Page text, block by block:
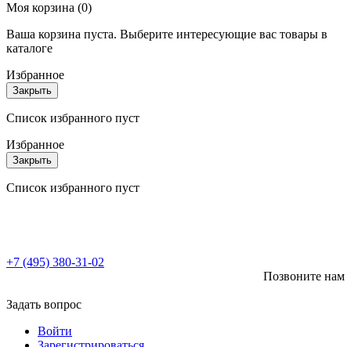
Моя корзина (0)
Ваша корзина пуста. Выберите интересующие вас товары в
каталоге
Избранное
Закрыть
Список избранного пуст
Избранное
Закрыть
Список избранного пуст
+7 (495) 380-31-02
Позвоните нам
Задать вопрос
Войти